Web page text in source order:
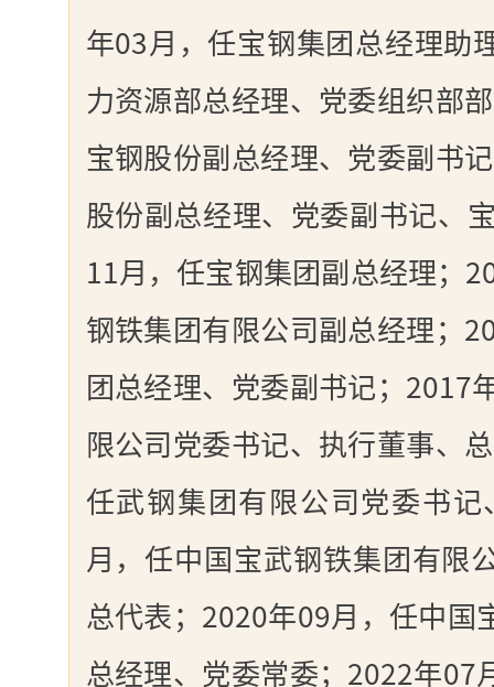
年03月，任宝钢集团总经理助
力资源部总经理、党委组织部
宝钢股份副总经理、党委副书
股份副总经理、党委副书记、
11月，任宝钢集团副总经理；
钢铁集团有限公司副总经理；
团总经理、党委副书记；2017
限公司党委书记、执行董事、
任武钢集团有限公司党委书
月，任中国宝武钢铁集团有限
总代表；2020年09月，任中国
总经理、党委常委；2022年07